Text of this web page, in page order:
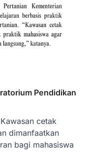
Pendidikan
cetak
dimanfaatkan
bagi mahasiswa